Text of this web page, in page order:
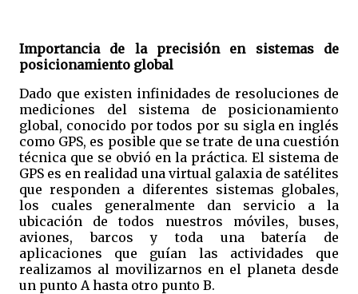
Importancia de la precisión en sistemas de
posicionamiento global
Dado que existen infinidades de resoluciones de
mediciones del sistema de posicionamiento
global, conocido por todos por su sigla en inglés
como GPS, es posible que se trate de una cuestión
técnica que se obvió en la práctica. El sistema de
GPS es en realidad una virtual galaxia de satélites
que responden a diferentes sistemas globales,
los cuales generalmente dan servicio a la
ubicación de todos nuestros móviles, buses,
aviones, barcos y toda una batería de
aplicaciones que guían las actividades que
realizamos al movilizarnos en el planeta desde
un punto A hasta otro punto B.